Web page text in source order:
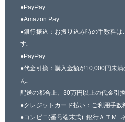
●PayPay
●Amazon Pay
●銀行振込：お振り込み時の手数料は
す｡
●PayPay
●代金引換：購入金額が10,000円未
ん｡
配送の都合上、30万円以上の代金引
●クレジットカード払い：ご利用手数
●コンビニ(番号端末式)･銀行ＡＴＭ･